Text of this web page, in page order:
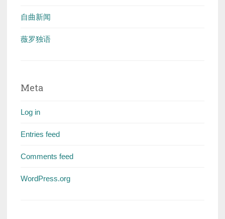
自曲新闻
薇罗独语
Meta
Log in
Entries feed
Comments feed
WordPress.org